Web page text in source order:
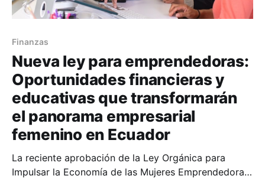
Finanzas
Nueva ley para emprendedoras:
Oportunidades financieras y
educativas que transformarán
el panorama empresarial
femenino en Ecuador
La reciente aprobación de la Ley Orgánica para
Impulsar la Economía de las Mujeres Emprendedoras